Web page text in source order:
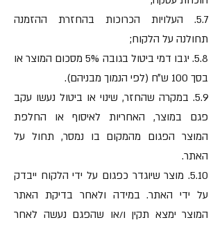
5.7. העלויות הכרוכות בהחזרת ההזמנה
תחולנה על הלקוח;
5.8. יגבו דמי ביטול בגובה 5% מסכום המוצר או
בסך 100 ש״ח (לפי הנמוך מבניהם).
5.9. במקרה שהחזר, שינוי או ביטול נעשו עקב
פגם במוצר, האחריות לאיסוף או החלפת
המוצר הפגום מהמקום בו נמסר, תחול על
האתר.
5.10. מוצר שיוגדר כפגום על ידי הלקוח ייבדק
על ידי האתר. במידה ולאחר בדיקת האתר
המוצר ימצא תקין ו/או שהפגם נעשה לאחר